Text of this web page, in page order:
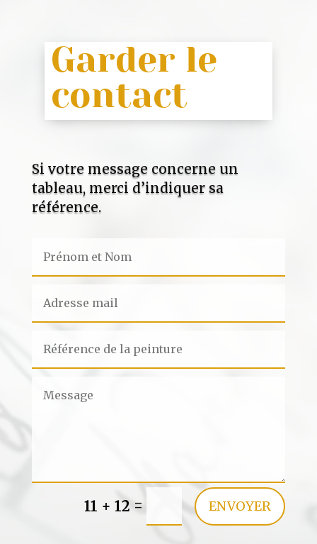
Garder le
contact
Si votre message concerne un
tableau, merci d’indiquer sa
référence.
11 + 12 = ENVOYER